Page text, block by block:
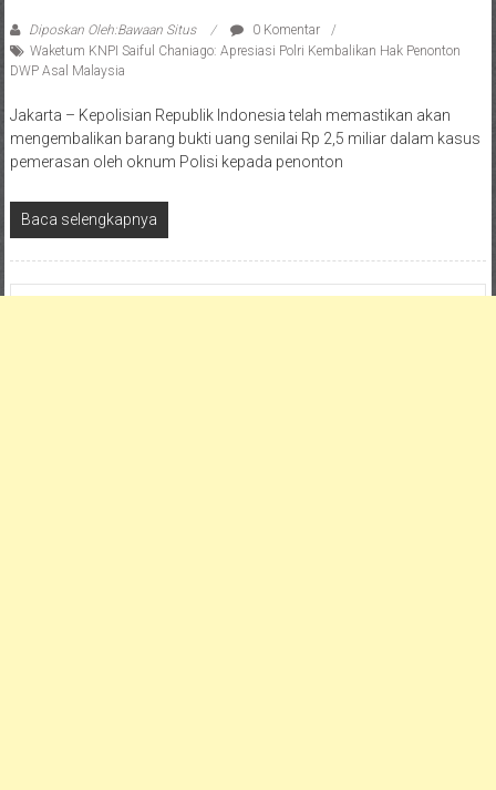
Diposkan Oleh:Bawaan Situs
0 Komentar
Waketum KNPI Saiful Chaniago: Apresiasi Polri Kembalikan Hak Penonton
DWP Asal Malaysia
Jakarta – Kepolisian Republik Indonesia telah memastikan akan
mengembalikan barang bukti uang senilai Rp 2,5 miliar dalam kasus
pemerasan oleh oknum Polisi kepada penonton
Baca selengkapnya